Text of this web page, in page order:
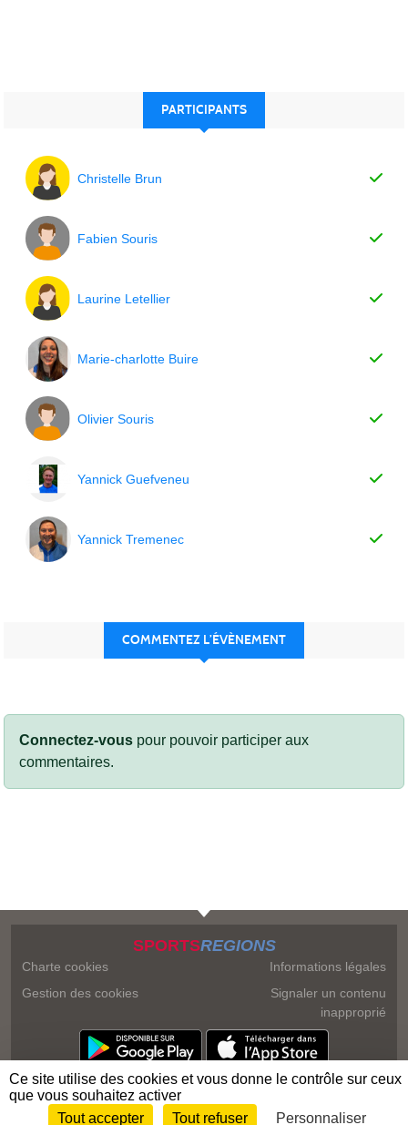
PARTICIPANTS
Christelle Brun
Fabien Souris
Laurine Letellier
Marie-charlotte Buire
Olivier Souris
Yannick Guefveneu
Yannick Tremenec
COMMENTEZ L’ÉVÈNEMENT
Connectez-vous pour pouvoir participer aux
commentaires.
SPORTSREGIONS
Charte cookies
Gestion des cookies
Informations légales
Signaler un contenu
inapproprié
Envie de participer ? Connexion
Ce site utilise des cookies et vous donne le contrôle sur ceux
que vous souhaitez activer
Tout accepter
Tout refuser Personnaliser